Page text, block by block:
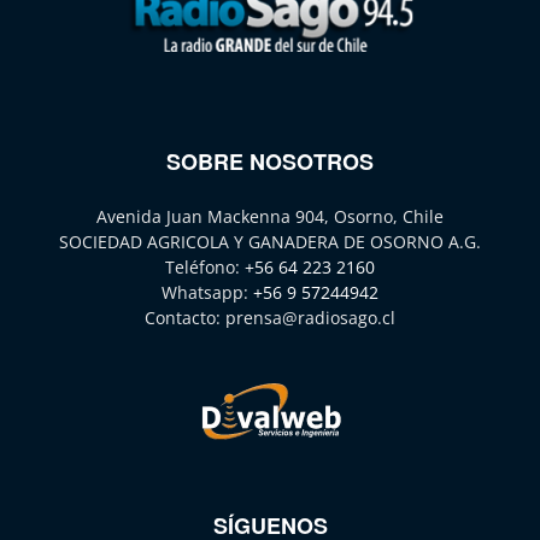
SOBRE NOSOTROS
Avenida Juan Mackenna 904, Osorno, Chile
SOCIEDAD AGRICOLA Y GANADERA DE OSORNO A.G.
Teléfono: +56 64 223 2160
Whatsapp: +56 9 57244942
Contacto: prensa@radiosago.cl
SÍGUENOS